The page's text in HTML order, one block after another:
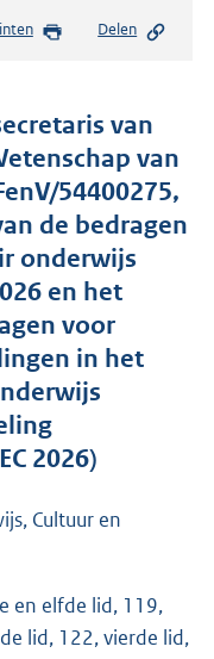
o
t
M
Delen
van
van
54400275,
de bedragen
onderwijs
en het
voor
in het
2026)
Cultuur en
en elfde lid, 119,
lid, 122, vierde lid,